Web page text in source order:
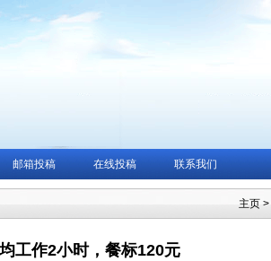
邮箱投稿 在线投稿 联系我们
主页 >
工作2小时，餐标120元